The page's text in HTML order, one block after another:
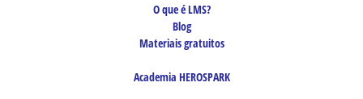
O que é LMS?
Blog
Materiais gratuitos
Academia HEROSPARK